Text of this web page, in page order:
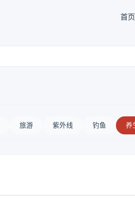
首页
旅游 紫外线 钓鱼 养